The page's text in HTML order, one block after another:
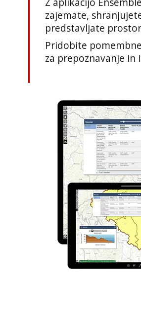
zajemate,
predstavljate
Pridobite
za prepoznavanje in